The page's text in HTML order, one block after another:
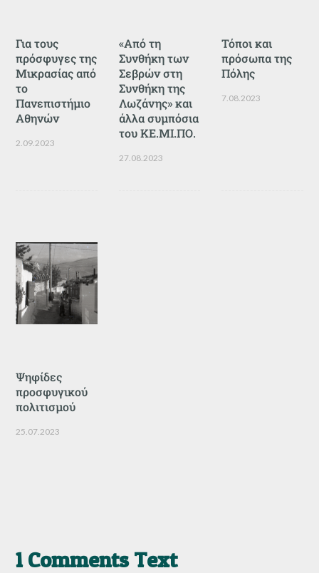
Για τους
πρόσφυγες της
Μικρασίας από
το
Πανεπιστήμιο
Αθηνών
2.09.2023
«Από τη
Συνθήκη των
Σεβρών στη
Συνθήκη της
Λωζάνης» και
άλλα συμπόσια
του ΚΕ.ΜΙ.ΠΟ.
27.08.2023
Τόποι και
πρόσωπα της
Πόλης
7.08.2023
Ψηφίδες
προσφυγικού
πολιτισμού
25.07.2023
1 Comments Text